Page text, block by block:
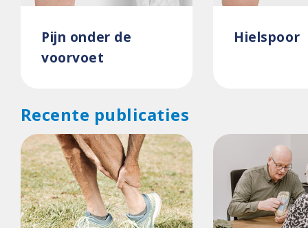
Pijn onder de
voorvoet
Hielspoor
Recente publicaties